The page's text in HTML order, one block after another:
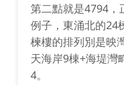
第二點就是4794，
例子，東涌北的24
楝樓的排列別是映
天海岸9棟+海堤灣
4。